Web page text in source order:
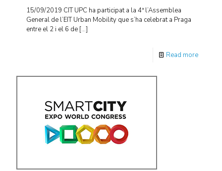
15/09/2019 CIT UPC ha participat a la 4ª l’Assemblea
General de l’EIT Urban Mobility que s’ha celebrat a Praga
entre el 2 i el 6 de […]
Read more